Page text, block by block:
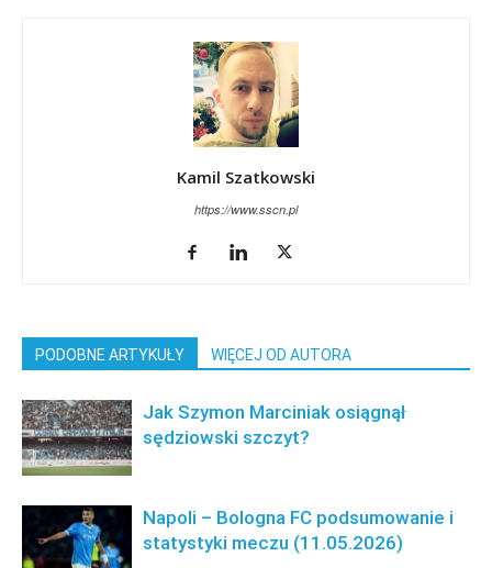
Kamil Szatkowski
https://www.sscn.pl
PODOBNE ARTYKUŁY WIĘCEJ OD AUTORA
Jak Szymon Marciniak osiągnął
sędziowski szczyt?
Napoli – Bologna FC podsumowanie i
statystyki meczu (11.05.2026)